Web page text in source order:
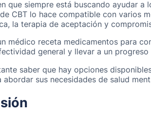
que siempre está buscando ayudar a
CBT lo hace compatible con varios
la terapia de aceptación y
médico receta medicamentos para
general y llevar a un
saber que hay opciones
abordar sus necesidades de salud